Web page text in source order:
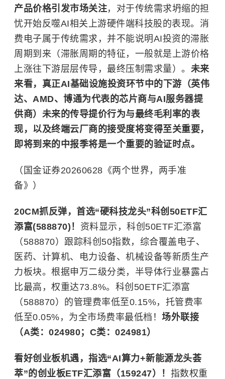
产品价格引发市场关注，对于传统需求坍缩的担
忧开始反噬AI相关上游硬件端科技股的表现。消
费电子属于传统需求，并不能说明AI投资的滞胀
周期到来（滞胀周期的特征，一般就是上游价格
上涨往下游层层传导，最终压制需求量）。 未来
来看，真正AI基础设施投资环节中的下游（英伟
达、AMD、博通为代表的芯片商与AI服务器提
供商）未来的传导提价行为与最终毛利率的表
现，以及终端云厂商的接受度将变得至关重要，
即将到来的中报季将是一个重要的验证时点。
（国金证券20260628《两个世界，两手准
备》）
20CM抓反弹，首选“硬科技龙头”科创50ETF汇
添富(588870)！ 资料显示，科创50ETF汇添富
（588870）跟踪科创50指数，综合覆盖电子、
医药、计算机、电力设备、机械设备等新质生产
力板块。根据申万二级分类，半导体行业暴露占
比最高，权重达73.8%。科创50ETF汇添富
（588870）的管理费率低至0.15%，托管费率
低至0.05%，为全市场费率最低档！ 场外联接
（A类：024980；C类：024981）
看好创业板机遇，指选“AI算力+新能源龙头荟
萃”的创业板ETF汇添富（159247）！ 指数权重